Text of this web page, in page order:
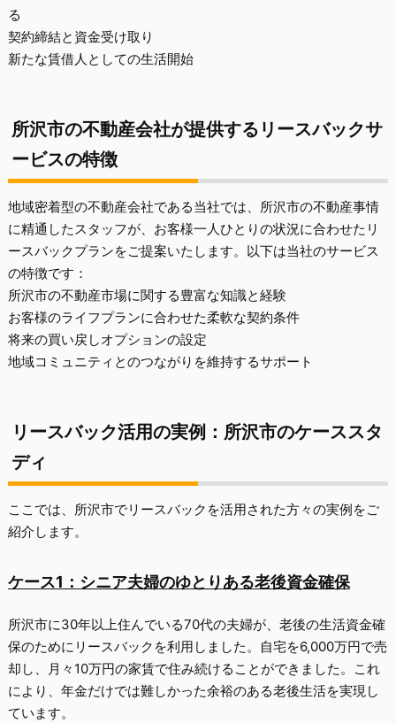
る
契約締結と資金受け取り
新たな賃借人としての生活開始
所沢市の不動産会社が提供するリースバックサ
ービスの特徴
地域密着型の不動産会社である当社では、所沢市の不動産事情
に精通したスタッフが、お客様一人ひとりの状況に合わせたリ
ースバックプランをご提案いたします。以下は当社のサービス
の特徴です：
所沢市の不動産市場に関する豊富な知識と経験
お客様のライフプランに合わせた柔軟な契約条件
将来の買い戻しオプションの設定
地域コミュニティとのつながりを維持するサポート
リースバック活用の実例：所沢市のケーススタ
ディ
ここでは、所沢市でリースバックを活用された方々の実例をご
紹介します。
ケース1：シニア夫婦のゆとりある老後資金確保
所沢市に30年以上住んでいる70代の夫婦が、老後の生活資金確
保のためにリースバックを利用しました。自宅を6,000万円で売
却し、月々10万円の家賃で住み続けることができました。これ
により、年金だけでは難しかった余裕のある老後生活を実現し
ています。